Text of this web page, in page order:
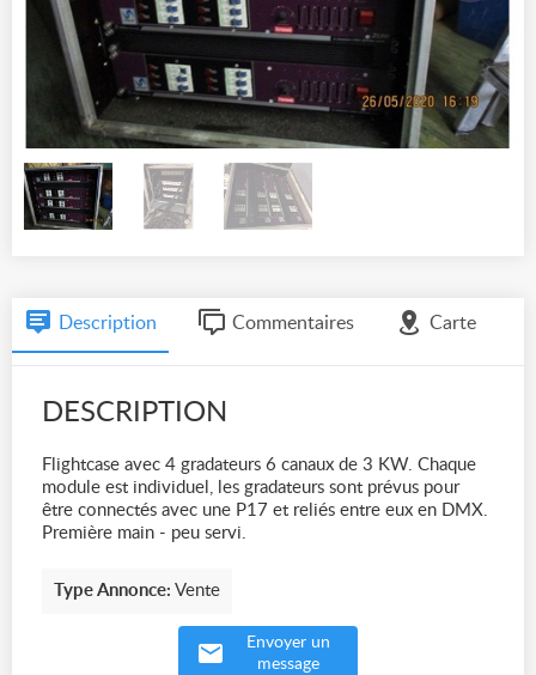
Description Commentaires Carte
DESCRIPTION
Flightcase avec 4 gradateurs 6 canaux de 3 KW. Chaque
module est individuel, les gradateurs sont prévus pour
être connectés avec une P17 et reliés entre eux en DMX.
Première main - peu servi.
Type Annonce: Vente
Envoyer un
message